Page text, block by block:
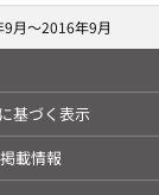
月～2016年9月
基づく表示
載情報